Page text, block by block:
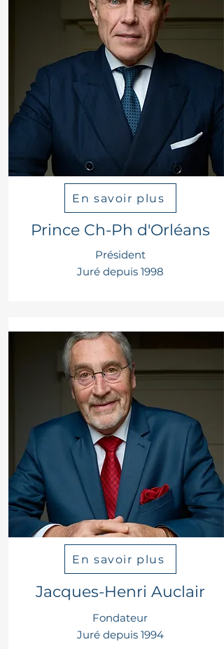
En savoir plus
Prince Ch-Ph d'Orléans
Président
Juré depuis 1998
En savoir plus
Jacques-Henri Auclair
Fondateur
Juré depuis 1994